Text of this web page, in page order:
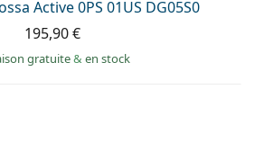
Active 0PS 01US DG05S0
195,90 €
gratuite& en stock